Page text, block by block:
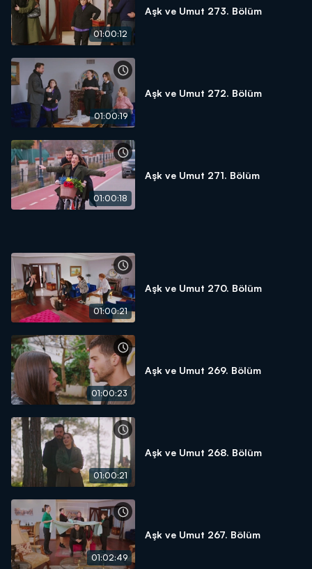
01:00:12
Aşk ve Umut 273. Bölüm
01:00:19
Aşk ve Umut 272. Bölüm
01:00:18
Aşk ve Umut 271. Bölüm
01:00:21
Aşk ve Umut 270. Bölüm
01:00:23
Aşk ve Umut 269. Bölüm
01:00:21
Aşk ve Umut 268. Bölüm
01:02:49
Aşk ve Umut 267. Bölüm